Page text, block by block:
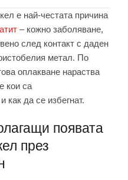
е най-честата причина
– кожно заболяване,
след контакт с даден
метал. По
оплакване нараства
кои са
как да се избегнат.
появата
през